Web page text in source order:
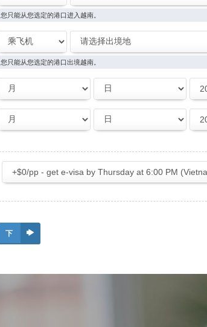
您只能从您选定的港口进入越南。
您只能从您选定的港口出境越南。
下